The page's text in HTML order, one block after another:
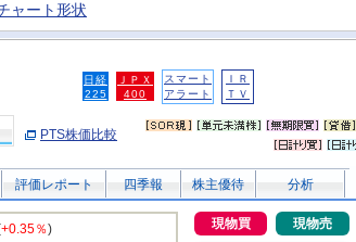
ャート形状
日経
225
ＪＰＸ
400
スマート
アラート
ＩＲ
ＴＶ
PTS株価比較
評価レポート 四季報 株主優待 分析
+0.35％) 現物買 現物売